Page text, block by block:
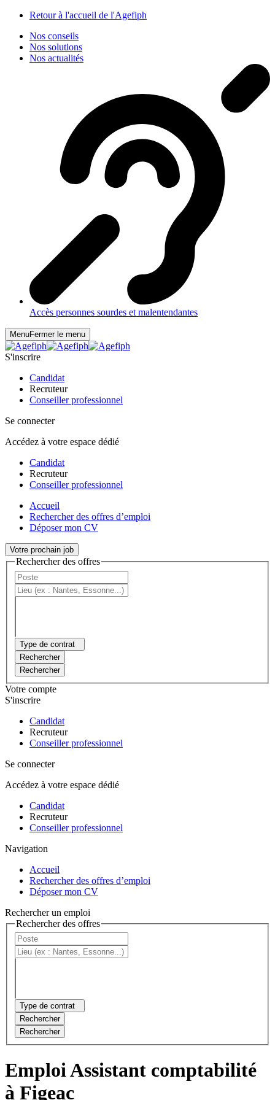
Retour à l'accueil de l'Agefiph
Nos conseils
Nos solutions
Nos actualités
Accès personnes sourdes et malentendantes
MenuFermer le menu
S'inscrire
Candidat
Recruteur
Conseiller professionnel
Se connecter
Accédez à votre espace dédié
Candidat
Recruteur
Conseiller professionnel
Accueil
Rechercher des offres d’emploi
Déposer mon CV
Votre prochain job
Rechercher des offres
Type de contrat
Rechercher
Rechercher
Votre compte
S'inscrire
Candidat
Recruteur
Conseiller professionnel
Se connecter
Accédez à votre espace dédié
Candidat
Recruteur
Conseiller professionnel
Navigation
Accueil
Rechercher des offres d’emploi
Déposer mon CV
Rechercher un emploi
Rechercher des offres
Type de contrat
Rechercher
Rechercher
Emploi Assistant comptabilité
à Figeac